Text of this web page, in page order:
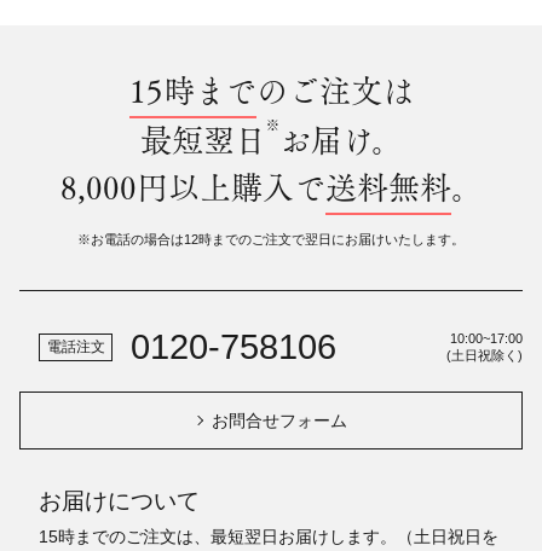
15時までのご注文は
最短翌日 ※ お届け。
8,000円以上購入で送料無料。
※お電話の場合は12時までのご注文で翌日にお届けいたします。
電話注文 0120-758106
10:00~17:00
(土日祝除く)
お問合せフォーム
お届けについて
15時までのご注文は、最短翌日お届けします。（土日祝日を